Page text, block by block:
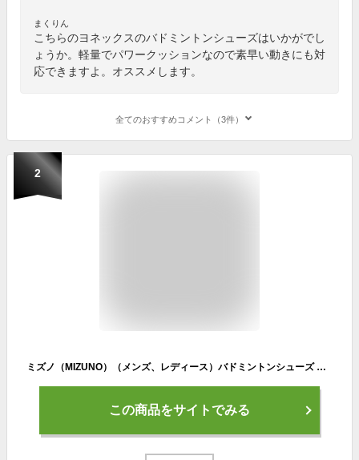
まくりん
こちらのヨネックスのバドミントンシューズはいかがでし
ょうか。軽量でパワークッションなので素早い動きにも対
応できますよ。オススメします。
全てのおすすめコメント（3件）
2
ミズノ（MIZUNO）（メンズ、レディース）バドミントンシューズ ウエーブファング 2 71GA231321
この商品をサイトでみる